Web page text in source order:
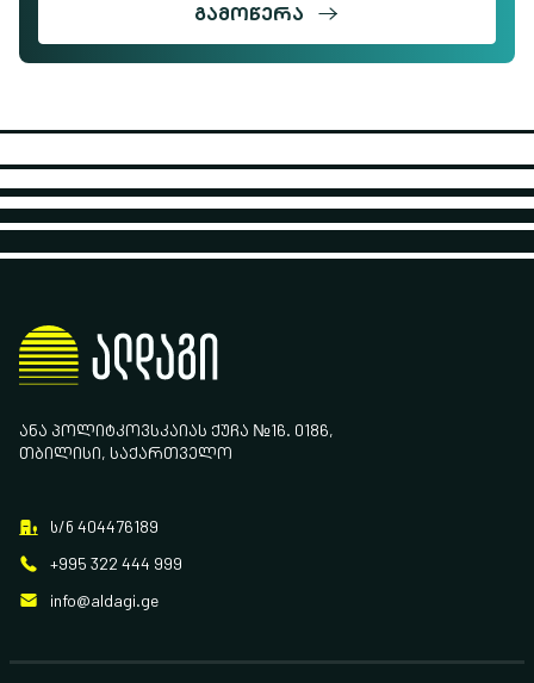
ᲒᲐᲛᲝᲬᲔᲠᲐ
ᲐᲜᲐ ᲞᲝᲚᲘᲢᲙᲝᲕᲡᲙᲐᲘᲐᲡ ᲥᲣᲩᲐ №16. 0186,
ᲗᲑᲘᲚᲘᲡᲘ, ᲡᲐᲥᲐᲠᲗᲕᲔᲚᲝ
ს/ნ 404476189
+995 322 444 999
info@aldagi.ge